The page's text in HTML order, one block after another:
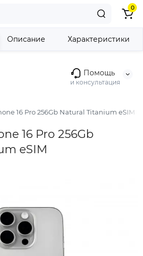
Помощь
и консультация
0
16 Pro 256Gb Natural Titanium eSIM
16 Pro 256Gb
eSIM
Описание Характеристики